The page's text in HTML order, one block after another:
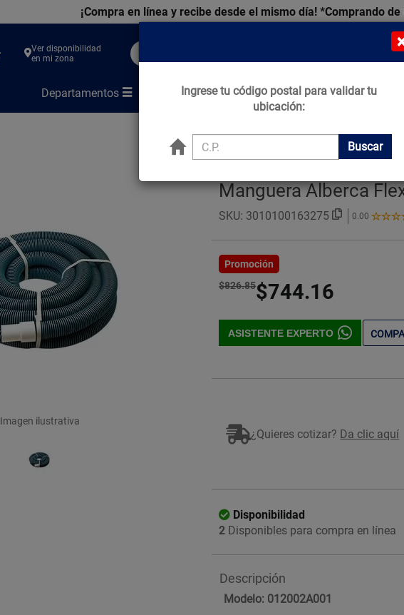
¡Compra en línea y recibe desde el mismo día! *Comprando
Ver disponibilidad
en mi zona
Departamentos Marcas Tips que Construyen
Imagen ilustrativa
Manguera Alberca
SKU: 3010100163275 0.00
0.00
Promoción
$826.85$744.16
ASISTENTE EXPERTO
¿Quieres cotizar? Da clic aquí
Disponibilidad
2 Disponibles para compra en línea
Descripción
Modelo: 012002A001
Ingrese tu código postal para validar tu
ubicación:
Buscar